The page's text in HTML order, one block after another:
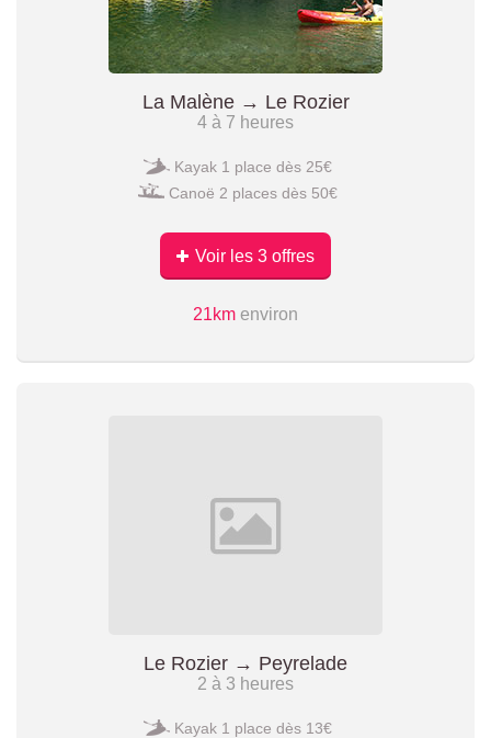
La Malène → Le Rozier
4 à 7 heures
Kayak 1 place dès 25€
Canoë 2 places dès 50€
Voir les 3 offres
21km environ
Le Rozier → Peyrelade
2 à 3 heures
Kayak 1 place dès 13€